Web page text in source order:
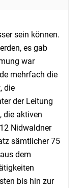
sein können.
es gab
war
mehrfach die
die
der Leitung
die aktiven
Nidwaldner
sämtlicher 75
dem
bis hin zur